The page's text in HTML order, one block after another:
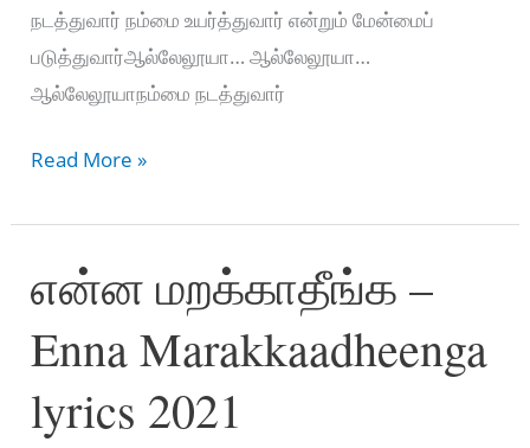
நடத்துவார் நம்மை உயர்த்துவார் என்றும் மேன்மைப்
படுத்துவார்ஆல்லேலூயா… ஆல்லேலூயா…
ஆல்லேலூயாநம்மை நடத்துவார்
NADANTHATHELLAM
–
நடந்ததெல்லாம்
நன்மைக்கே
Read More »
என்ன மறக்காதீங்க –
Enna Marakkaadheenga
lyrics 2021